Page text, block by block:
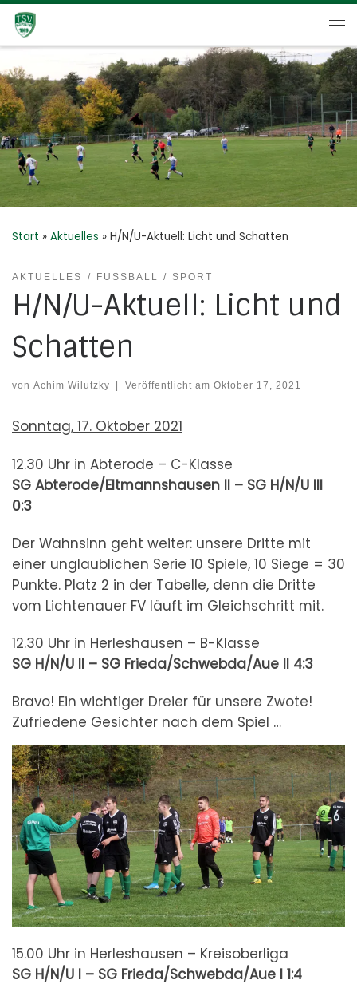
Zum Inhalt springen
Start » Aktuelles » H/N/U-Aktuell: Licht und Schatten
AKTUELLES FUSSBALL SPORT
H/N/U-Aktuell: Licht und
Schatten
von Achim Wilutzky Veröffentlicht am Oktober 17, 2021
Sonntag, 17. Oktober 2021
12.30 Uhr in Abterode – C-Klasse
SG Abterode/Eltmannshausen II – SG H/N/U III
0:3
Der Wahnsinn geht weiter: unsere Dritte mit
einer unglaublichen Serie 10 Spiele, 10 Siege = 30
Punkte. Platz 2 in der Tabelle, denn die Dritte
vom Lichtenauer FV läuft im Gleichschritt mit.
12.30 Uhr in Herleshausen – B-Klasse
SG H/N/U II – SG Frieda/Schwebda/Aue II 4:3
Bravo! Ein wichtiger Dreier für unsere Zwote!
Zufriedene Gesichter nach dem Spiel …
15.00 Uhr in Herleshausen – Kreisoberliga
SG H/N/U I – SG Frieda/Schwebda/Aue I 1:4